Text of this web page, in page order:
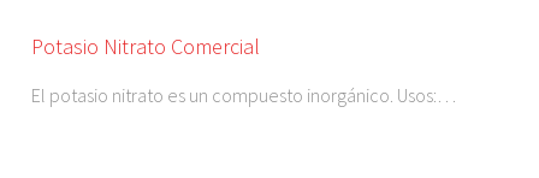
Potasio Nitrato Comercial
El potasio nitrato es un compuesto inorgánico. Usos:…